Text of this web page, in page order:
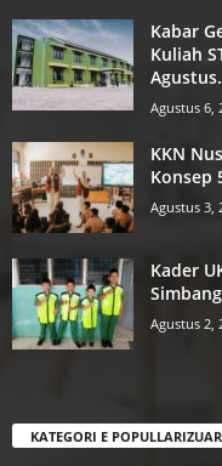
Kabar
Kuliah
Agustus 6,
KKN
Konsep
Agustus 3,
Kader
Agustus 2,
KATEGORI E POPULLARIZUAR